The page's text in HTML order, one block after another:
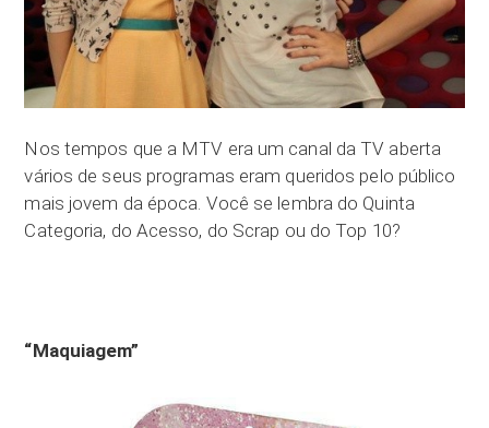
Nos tempos que a MTV era um canal da TV aberta
vários de seus programas eram queridos pelo público
mais jovem da época. Você se lembra do Quinta
Categoria, do Acesso, do Scrap ou do Top 10?
“Maquiagem”